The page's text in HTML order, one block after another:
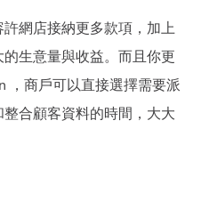
網店接納更多款項，加上
生意量與收益。而且你更
，商戶可以直接選擇需要派
合顧客資料的時間，大大